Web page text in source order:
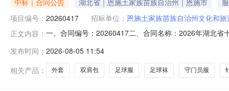
中标｜合同公告 湖北省｜恩施土家族苗族自治州｜恩施市
项目编号： 20260417 招标单位： 恩施土家族苗族自治州文化和旅
正文内容： 一、合同编号：20260417二、合同名称：2026年湖北
局3、联系方式：189718951594、供应商（乙方）：恩
发布时间： 2026-08-05 11:54
相关产品：
外套 双肩包 足球服 足球袜 守门员服